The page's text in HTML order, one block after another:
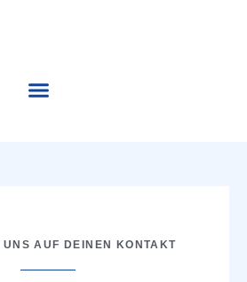
UNS AUF DEINEN KONTAKT